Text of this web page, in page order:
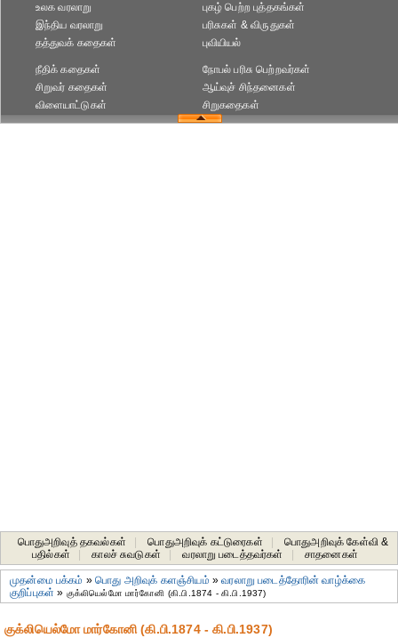
உலக வரலாறு
இந்திய வரலாறு
தத்துவக் கதைகள்
புகழ் பெற்ற புத்தகங்கள்
பரிசுகள் & விருதுகள்
புவியியல்
நீதிக் கதைகள்
சிறுவர் கதைகள்
விளையாட்டுகள்
நோபல் பரிசு‎ பெற்றவர்‎கள்
ஆய்வுச் சிந்தனைகள்
சிறுகதைகள்
பொதுஅறிவுத் தகவல்கள் பொதுஅறிவுக் கட்டுரைகள்
பொதுஅறிவுக் கேள்வி &
பதில்கள்
காலச் சுவடுகள் வரலாறு படைத்தவர்கள் சாதனைகள்‎
முதன்மை பக்கம் »பொது அறிவுக் களஞ்சியம் »வரலாறு படைத்தோரின் வாழ்க்கை
குறிப்புகள் » குக்லியெல்மோ மார்கோனி (கி.பி.1874 - கி.பி.1937)
குக்லியெல்மோ மார்கோனி (கி.பி.1874 - கி.பி.1937)